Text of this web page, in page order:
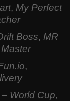
, My Perfect
Boss, MR
,
World Cup,